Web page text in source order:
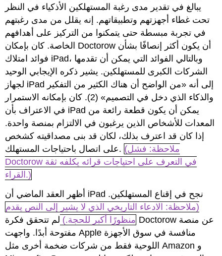
يبالغ في تقدير مدى رغبة المستهلكين الأذكياء في النظر
تحت غطاء أجهزتهم وتطبيقاتهم. إنه يقلل من مدى رغبتهم
في تجربة مبسطة حتى يتمكنوا من التركيز على أهدافهم
الخاصة. كان بإمكان Doctorow أن يكون أكثر إنصافًا بشأن
فوائد امتلاك iPad، وبالتالي الفوائد التي يمكن أن تقدمها
الشركات الكبرى للمستهلكين. يشير ذكره الإيجابي الوحيد
لجهاز iPad إلى أنه «من الواضح أن هناك الكثير من التفكير
والذكاء الذي دخل في التصميم» (2). كان بإمكانه الاستمرار
في الاعتراف بأن iPad يمكن أن يكون قطعة رائعة من
المعدات للأشخاص الذين يرغبون في الالتزام بمنصة واحدة.
إذا كان قد اعترف بذلك، لكان قد بنى مصداقيته كشخص
على اتصال باحتياجات المستهلك. (ملاحظة: فشل
Doctorow في التعرف على احتياجات قرائه يكلفه ثقة
القراء.)
أظهر العقد الماضي أن iPad نجح في إقناع المستهلكين.
(ملاحظة: الادعاء التاريخي الذي لا يشير إلى النص يقدم
منظورًا أكبر للحجة.) لم تتحقق فكرة Doctorow عن منصة
مفتوحة أبدًا. واجهت Apple منافسة في سوق الأجهزة
اللوحية فقط من شركات ضخمة أخرى مثل Amazon و